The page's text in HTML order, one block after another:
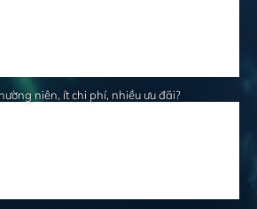
niên, ít chi phí, nhiều ưu đãi?